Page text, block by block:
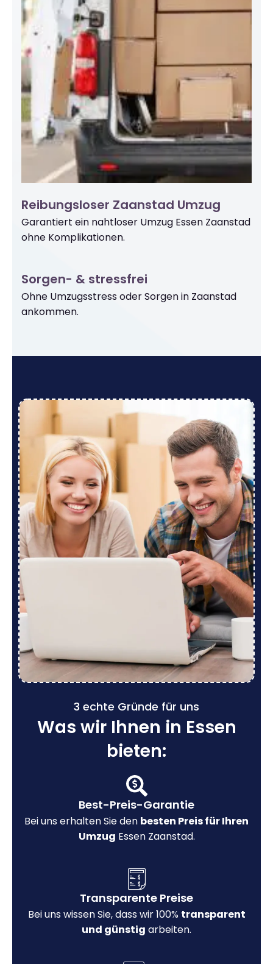
Reibungsloser Zaanstad Umzug
Garantiert ein nahtloser Umzug Essen Zaanstad
ohne Komplikationen.
Sorgen- & stressfrei
Ohne Umzugsstress oder Sorgen in Zaanstad
ankommen.
3 echte Gründe für uns
Was wir Ihnen in Essen
bieten:
Best-Preis-Garantie
Bei uns erhalten Sie den besten Preis für Ihren
Umzug Essen Zaanstad.
Transparente Preise
Bei uns wissen Sie, dass wir 100% transparent
und günstig arbeiten.